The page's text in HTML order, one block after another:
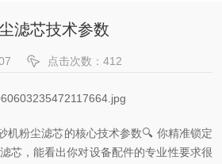
滤芯技术参数
点击次数：412
机粉尘滤芯的核心技术参数🔍 你精准锁定
芯，能看出你对设备配件的专业性要求很